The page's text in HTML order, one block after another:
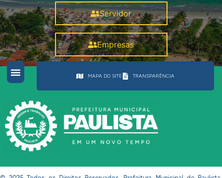
Servidor
Empresas
MAPA DO SITE TRANSPARÊNCIA